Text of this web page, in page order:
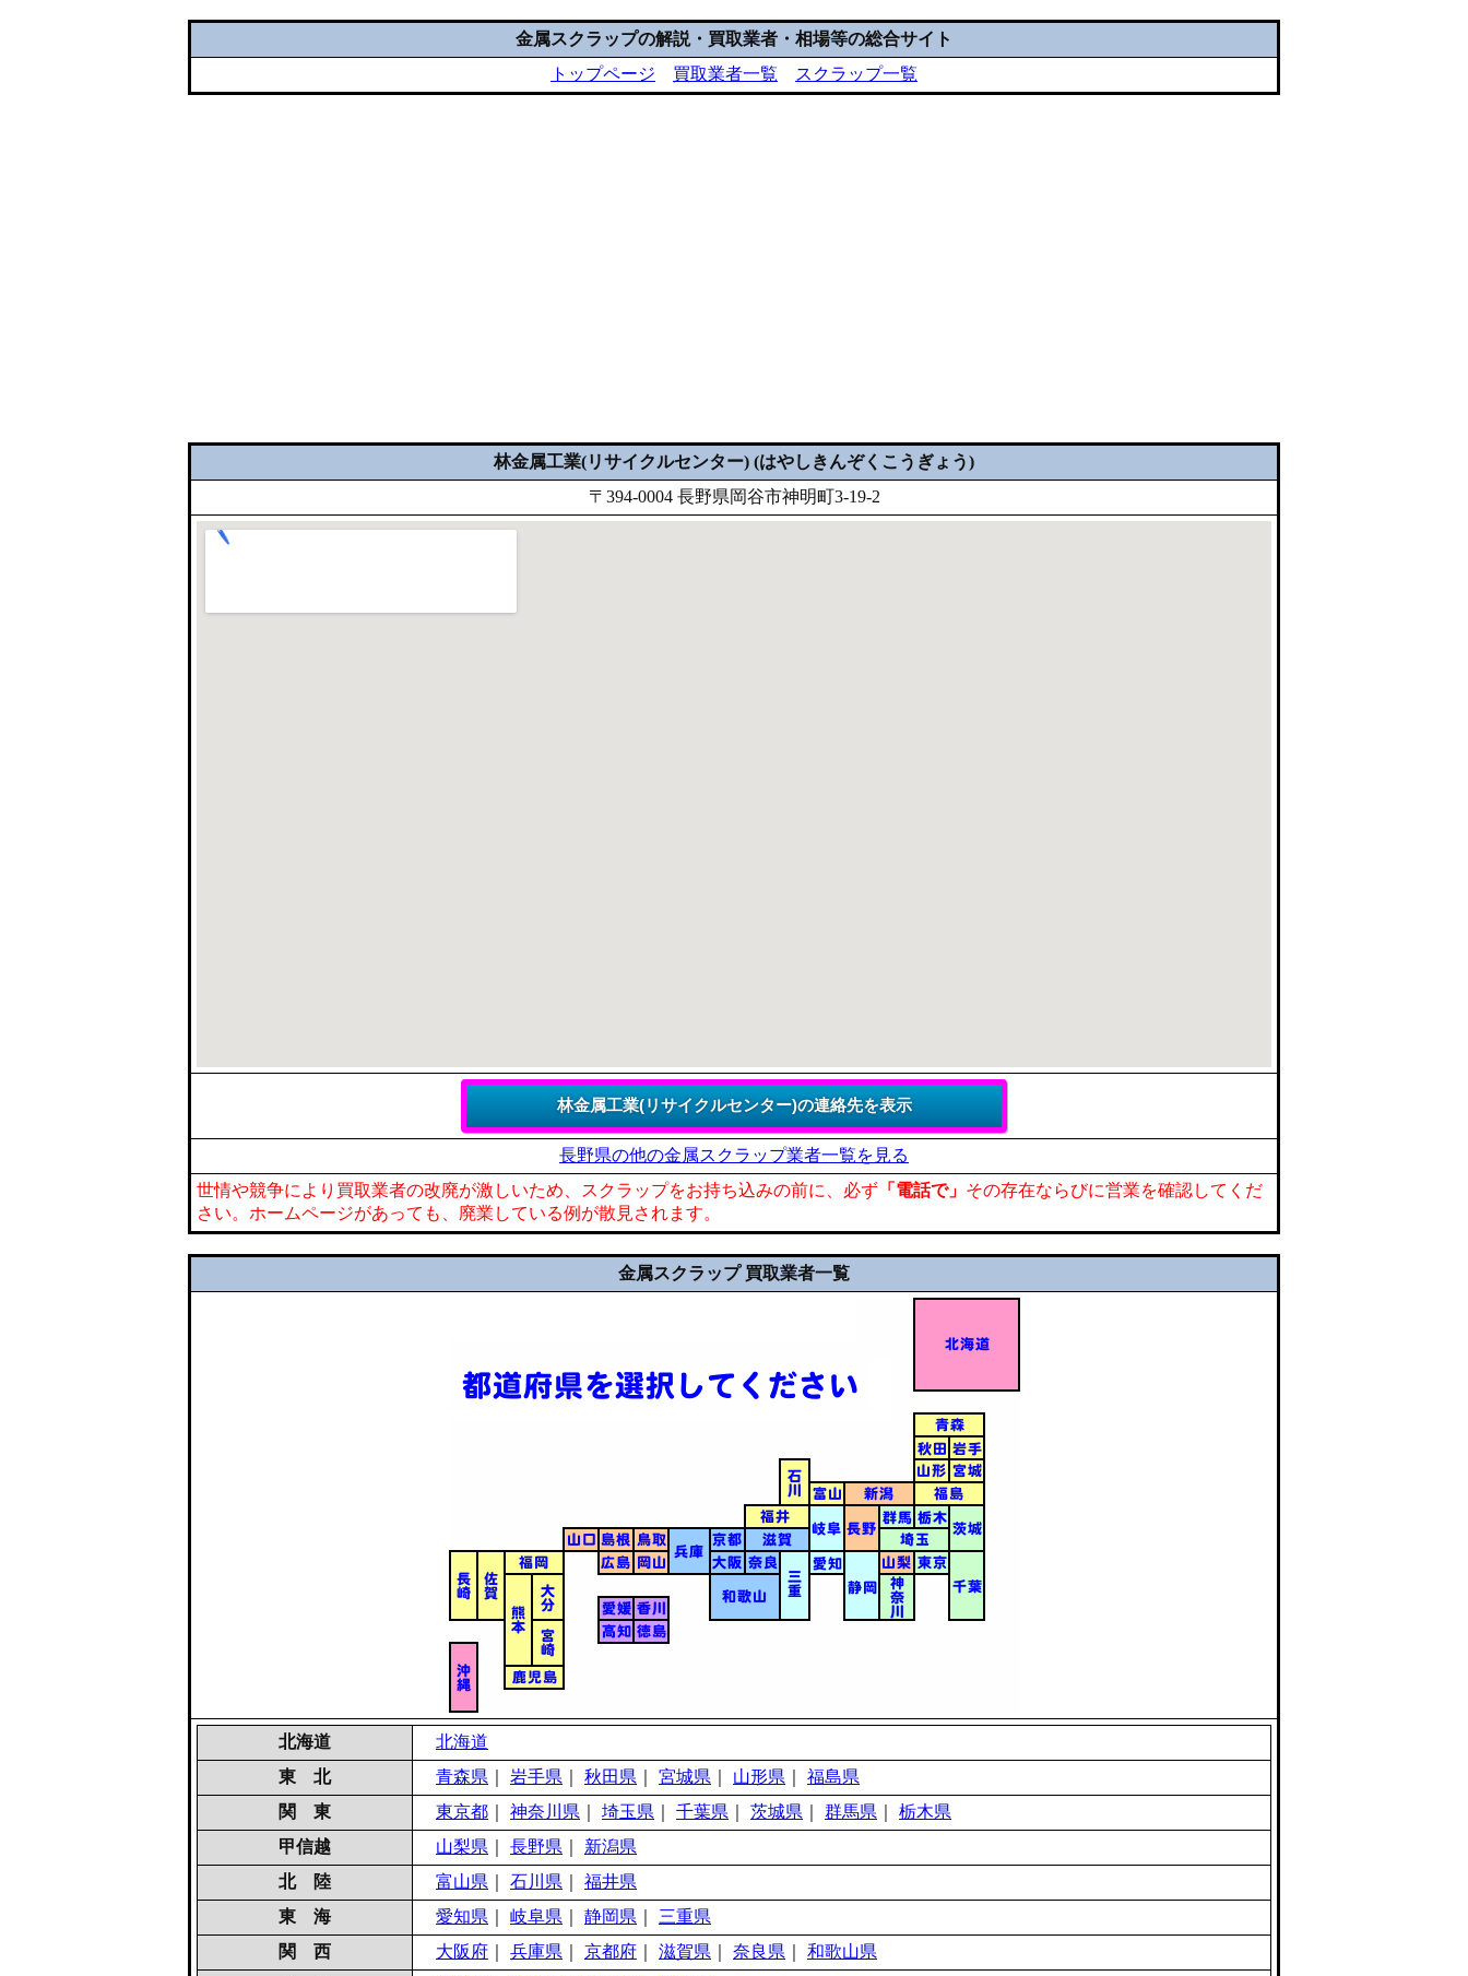
金属スクラップの解説・買取業者・相場等の総合サイト
トップページ
買取業者一覧 スクラップ一覧
林金属工業(リサイクルセンター) (はやしきんぞくこうぎょう)
〒394-0004 長野県岡谷市神明町3-19-2
長野県の他の金属スクラップ業者一覧を見る
世情や競争により買取業者の改廃が激しいため、スクラップをお持ち込みの前に、必ず 「電話で」 その存在ならびに営業を確認してくだ
さい。ホームページがあっても、廃業している例が散見されます。
金属スクラップ 買取業者一覧
北海道
北海道
東 北
青森県 岩手県 秋田県 宮城県 山形県
福島県
関 東
東京都 神奈川県 埼玉県 千葉県 茨城県 群馬県
栃木県
甲信越
山梨県 長野県
新潟県
北 陸
富山県 石川県
福井県
東 海
愛知県 岐阜県 静岡県
三重県
関 西
大阪府 兵庫県 京都府 滋賀県 奈良県
和歌山県